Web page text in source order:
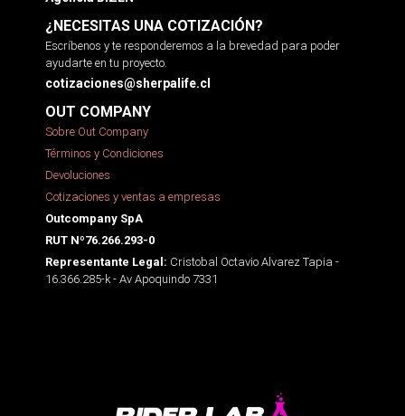
¿NECESITAS UNA COTIZACIÓN?
Escríbenos y te responderemos a la brevedad para poder
ayudarte en tu proyecto.
cotizaciones@sherpalife.cl
OUT COMPANY
Sobre Out Company
Términos y Condiciones
Devoluciones
Cotizaciones y ventas a empresas
Outcompany SpA
RUT Nº76.266.293-0
Representante Legal: Cristobal Octavio Alvarez Tapia -
16.366.285-k - Av Apoquindo 7331